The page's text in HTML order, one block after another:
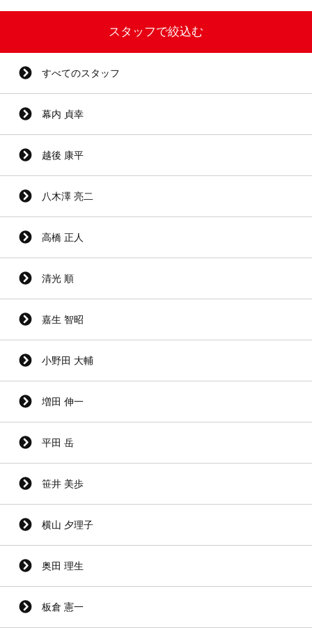
スタッフで絞込む
すべてのスタッフ
幕内 貞幸
越後 康平
八木澤 亮二
高橋 正人
清光 順
嘉生 智昭
小野田 大輔
増田 伸一
平田 岳
笹井 美歩
横山 夕理子
奥田 理生
板倉 憲一